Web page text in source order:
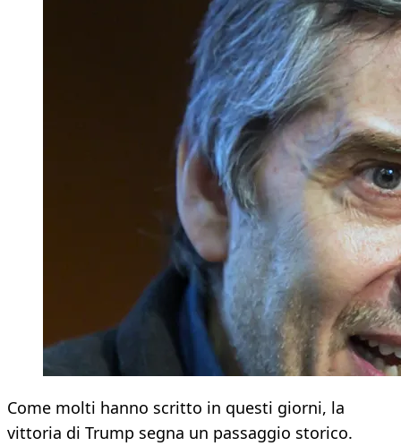
Come molti hanno scritto in questi giorni, la
vittoria di Trump segna un passaggio storico.